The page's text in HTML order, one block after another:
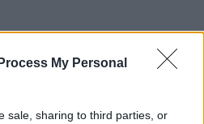
My Personal
sale, sharing to third parties, or
προτείνει άσκηση
πρώην συμβούλου για την